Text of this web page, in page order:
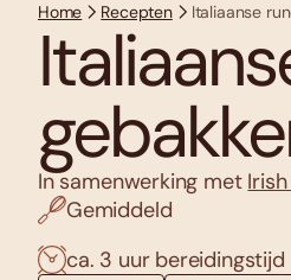
Home Recepten Italiaanse
In samenwerking met
Gemiddeld
ca. 3 uur bereidingstijd